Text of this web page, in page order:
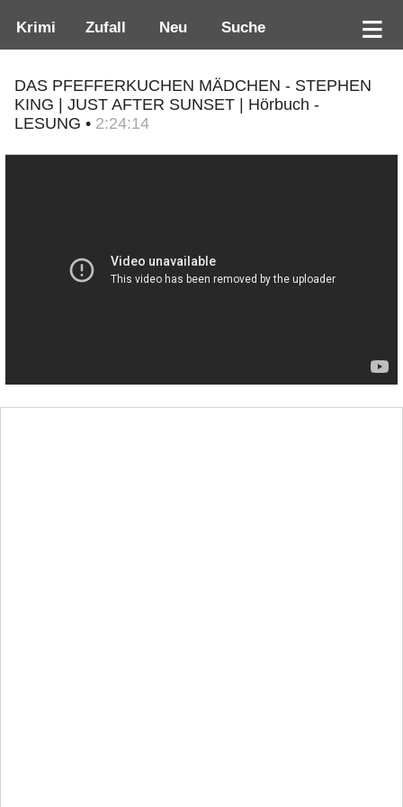
Krimi Zufall Neu Suche
DAS PFEFFERKUCHEN MÄDCHEN - STEPHEN
KING | JUST AFTER SUNSET | Hörbuch -
LESUNG • 2:24:14